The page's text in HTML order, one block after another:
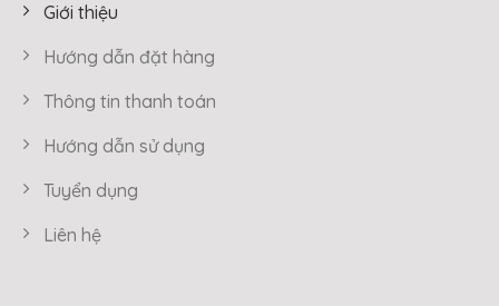
Giới thiệu
Hướng dẫn đặt hàng
Thông tin thanh toán
Hướng dẫn sử dụng
Tuyển dụng
Liên hệ